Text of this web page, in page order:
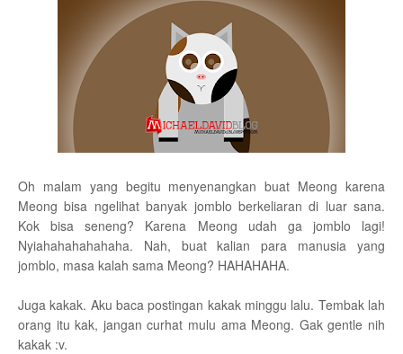
Oh malam yang begitu menyenangkan buat Meong karena
Meong bisa ngelihat banyak jomblo berkeliaran di luar sana.
Kok bisa seneng? Karena Meong udah ga jomblo lagi!
Nyiahahahahahaha. Nah, buat kalian para manusia yang
jomblo, masa kalah sama Meong? HAHAHAHA.
Juga kakak. Aku baca postingan kakak minggu lalu. Tembak lah
orang itu kak, jangan curhat mulu ama Meong. Gak gentle nih
kakak :v.